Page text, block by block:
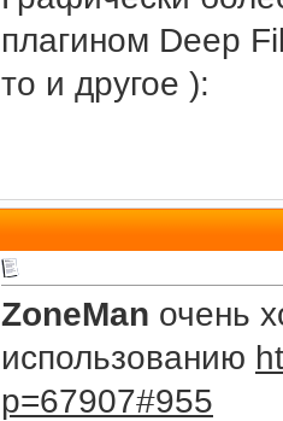
плагином Deep
то и другое ):
ZoneMan очень
использованию
p=67907#955